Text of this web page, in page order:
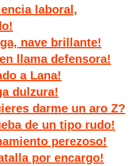
laboral,
nave brillante!
llama defensora!
a Lana!
dulzura!
darme un aro Z?
de un tipo rudo!
perezoso!
por encargo!